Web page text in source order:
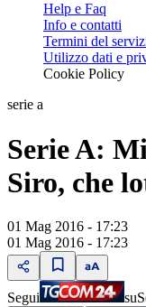
Help e Faq
Info e contatti
Termini del
Utilizzo dati e
Cookie Policy
serie a
Serie A:
Siro, che
01 Mag 2016 - 17:23
01 Mag 2016 - 17:23
Segui su